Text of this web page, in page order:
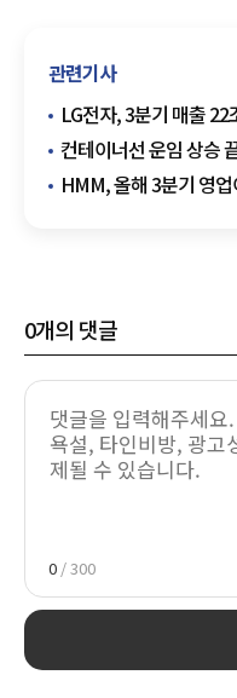
관련기사
LG전자, 3분기 매출 22
증가
컨테이너선 운임 상승
HMM, 올해 3분기 영
0개의 댓글
0 / 300